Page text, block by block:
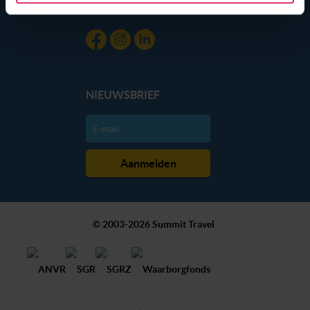
gebruik van hun services. Wil je niet dat dit gebeurt? Pas
je kunt jouw voorkeuren altijd aanpassen. Klik daarvoor
op de lichtblauwe knop linksonder in beeld en kies voor
kunnen ontvangen en verwerken.
Blog
NIEUWSBRIEF
© 2003-2026 Summit Travel